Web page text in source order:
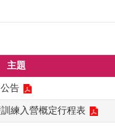
主題
告
練入營概定行程表